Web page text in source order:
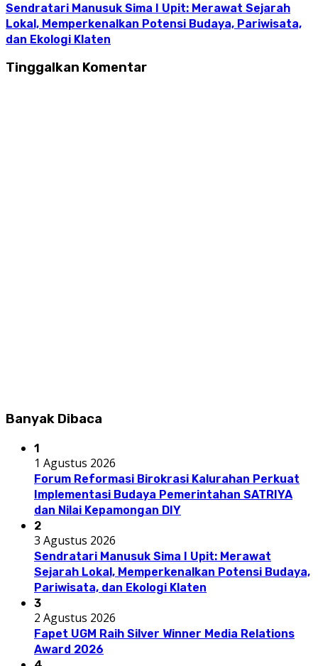
Sendratari Manusuk Sima I Upit: Merawat Sejarah
Lokal, Memperkenalkan Potensi Budaya, Pariwisata,
dan Ekologi Klaten
Tinggalkan Komentar
Banyak Dibaca
1
1 Agustus 2026
Forum Reformasi Birokrasi Kalurahan Perkuat
Implementasi Budaya Pemerintahan SATRIYA
dan Nilai Kepamongan DIY
2
3 Agustus 2026
Sendratari Manusuk Sima I Upit: Merawat
Sejarah Lokal, Memperkenalkan Potensi Budaya,
Pariwisata, dan Ekologi Klaten
3
2 Agustus 2026
Fapet UGM Raih Silver Winner Media Relations
Award 2026